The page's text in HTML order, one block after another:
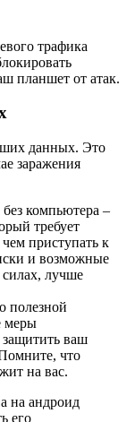
трафика
планшет от атак.
данных. Это
заражения
компьютера –
требует
приступать к
и возможные
лучше
полезной
меры
защитить ваш
что
на вас.
на андроид
его